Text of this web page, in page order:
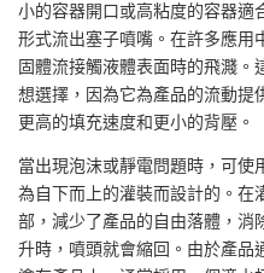
小的容器開口或高粘度的容器適
形式流出塞子噴嘴。在許多應用
固體流接觸液體表面時的飛濺。
想選擇，因為它為產品的流動提
更高的填充速度和更小的背壓。
當出現泡沫或靜電問題時，可
為自下而上的灌裝而設計的。在
部，減少了產品的自由落體，消
升時，噴頭就會縮回。由於產品